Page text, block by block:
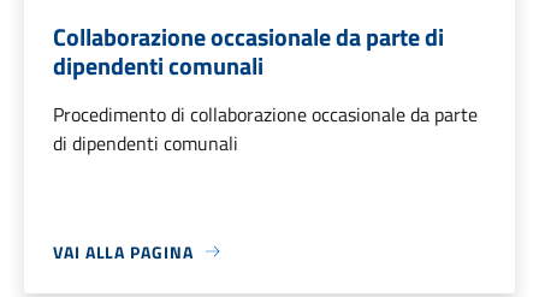
Collaborazione occasionale da parte di
dipendenti comunali
Procedimento di collaborazione occasionale da parte
di dipendenti comunali
VAI ALLA PAGINA